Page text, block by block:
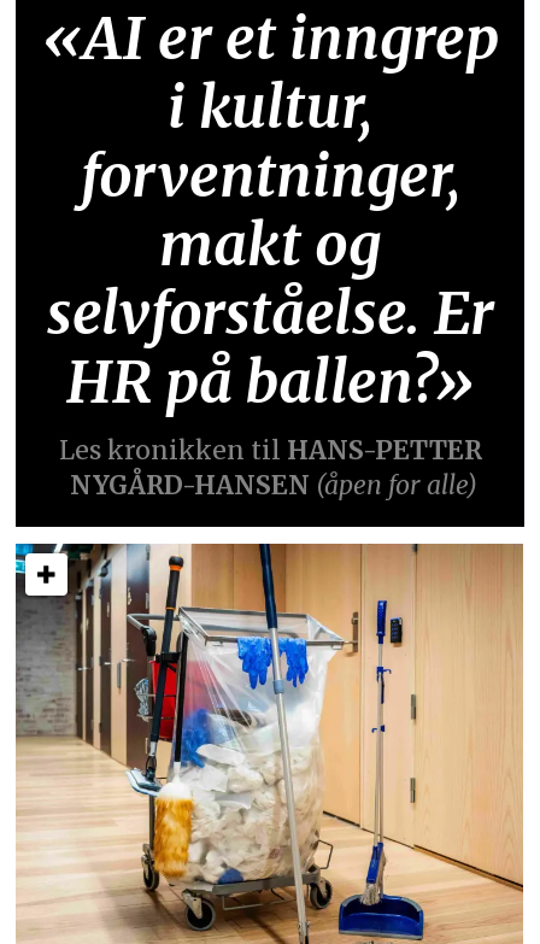
«AI er et inngrep
i kultur,
forventninger,
makt og
selvforståelse. Er
HR på ballen?»
Les kronikken til HANS-PETTER
NYGÅRD-HANSEN (åpen for alle)